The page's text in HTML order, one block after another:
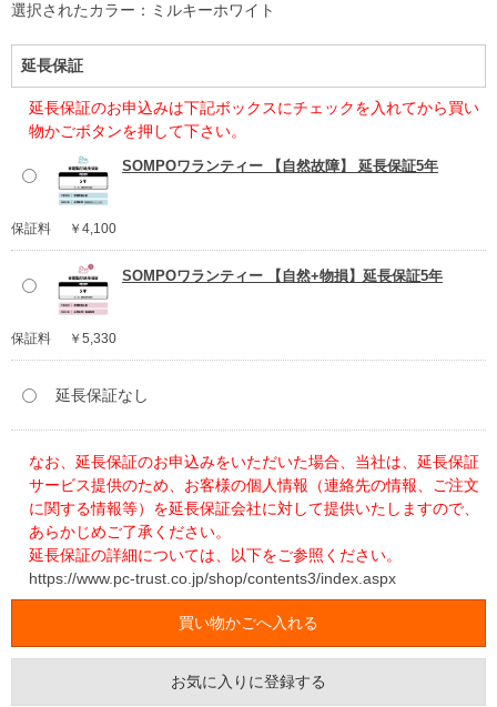
選択されたカラー：ミルキーホワイト
延長保証
延長保証のお申込みは下記ボックスにチェックを入れてから買い
物かごボタンを押して下さい。
SOMPOワランティー 【自然故障】 延長保証5年
保証料 ￥4,100
SOMPOワランティー 【自然+物損】延長保証5年
保証料 ￥5,330
延長保証なし
なお、延長保証のお申込みをいただいた場合、当社は、延長保証
サービス提供のため、お客様の個人情報（連絡先の情報、ご注文
に関する情報等）を延長保証会社に対して提供いたしますので、
あらかじめご了承ください。
延長保証の詳細については、以下をご参照ください。
https://www.pc-trust.co.jp/shop/contents3/index.aspx
お気に入りに登録する